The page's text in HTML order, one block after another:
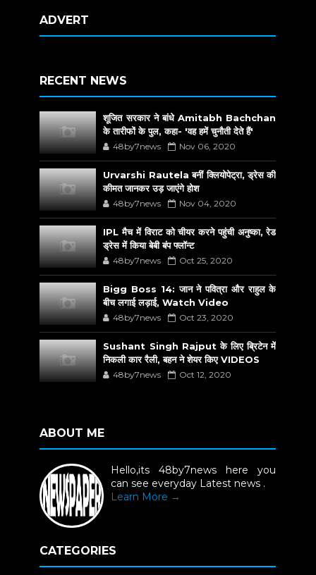
ADVERT
RECENT NEWS
शूजित सरकार ने बांधे Amitabh Bachchan
के तारीफों के पुल, कहा- 'वह हमें चुनौती देते हैं'
48by7news Nov 06, 2020
Urvarshi Rautela बनीं क्लियोपेट्रा, ड्रेस की
कीमत जानकर उड़ जाएंगे होश
48by7news Nov 04, 2020
IPL मैच में विराट को चीयर करने पहुंची अनुष्का, रेड
ड्रेस में किया बेबी बंप फ्लॉन्ट
48by7news Oct 25, 2020
Bigg Boss 14: जान ने पवित्रा और राहुल के
बीच लगाई लड़ाई, Watch Video
48by7news Oct 23, 2020
Sushant Singh Rajput के लिए ब्रिटेन में
निकली कार रैली, बहन ने शेयर किए VIDEOS
48by7news Oct 12, 2020
ABOUT ME
Hello,its 48by7news here you
can see everyday Latest news .
Learn More →
CATEGORIES